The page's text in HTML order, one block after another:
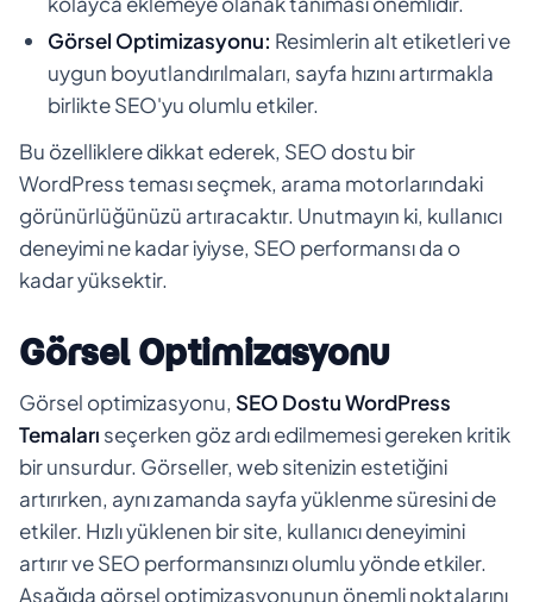
Görsel Optimizasyonu: Resimlerin alt etiketleri ve
uygun boyutlandırılmaları, sayfa hızını artırmakla
birlikte SEO'yu olumlu etkiler.
Bu özelliklere dikkat ederek, SEO dostu bir
WordPress teması seçmek, arama motorlarındaki
görünürlüğünüzü artıracaktır. Unutmayın ki, kullanıcı
deneyimi ne kadar iyiyse, SEO performansı da o
kadar yüksektir.
Görsel Optimizasyonu
Görsel optimizasyonu, SEO Dostu WordPress
Temaları seçerken göz ardı edilmemesi gereken kritik
bir unsurdur. Görseller, web sitenizin estetiğini
artırırken, aynı zamanda sayfa yüklenme süresini de
etkiler. Hızlı yüklenen bir site, kullanıcı deneyimini
artırır ve SEO performansınızı olumlu yönde etkiler.
Aşağıda görsel optimizasyonunun önemli noktalarını